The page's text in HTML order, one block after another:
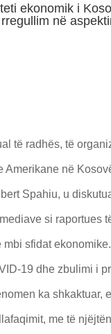
ekonomik i
në
të radhës, të
Amerikane në
Spahiu, u
si raportues
mbi sfidat
19 dhe zbulimi i
ka shkaktuar,
me të